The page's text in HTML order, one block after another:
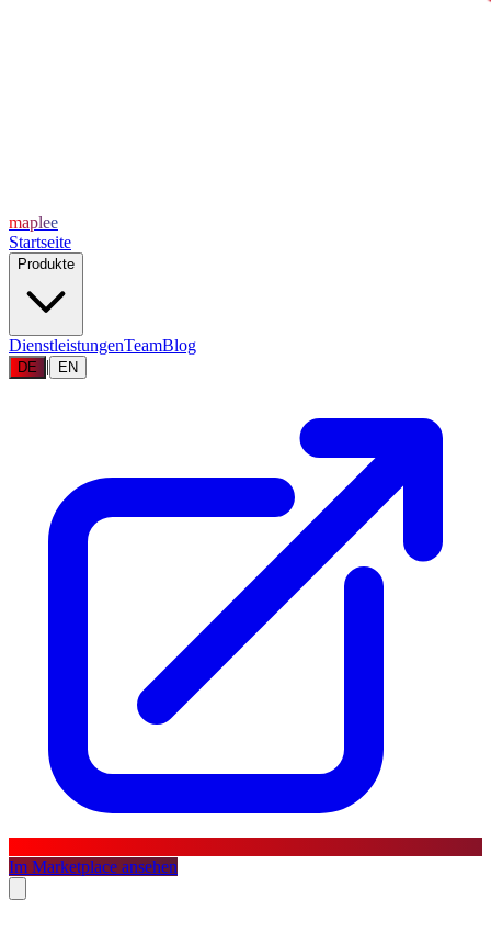
maplee
Startseite
Produkte
DienstleistungenTeamBlog
DE | EN
Im Marketplace ansehen